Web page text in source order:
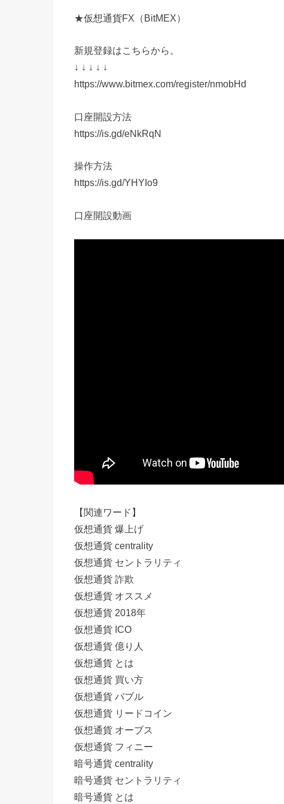
★仮想通貨FX（BitMEX）
新規登録はこちらから。
↓ ↓ ↓ ↓ ↓
https://www.bitmex.com/register/nmobHd
口座開設方法
https://is.gd/eNkRqN
操作方法
https://is.gd/YHYIo9
口座開設動画
【関連ワード】
仮想通貨 爆上げ
仮想通貨 centrality
仮想通貨 セントラリティ
仮想通貨 詐欺
仮想通貨 オススメ
仮想通貨 2018年
仮想通貨 ICO
仮想通貨 億り人
仮想通貨 とは
仮想通貨 買い方
仮想通貨 バブル
仮想通貨 リードコイン
仮想通貨 オーブス
仮想通貨 フィニー
暗号通貨 centrality
暗号通貨 セントラリティ
暗号通貨 とは